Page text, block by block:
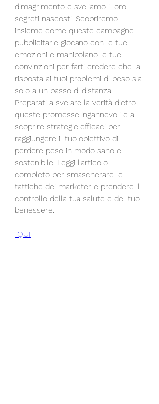
dimagrimento e sveliamo i loro
segreti nascosti. Scopriremo
insieme come queste campagne
pubblicitarie giocano con le tue
emozioni e manipolano le tue
convinzioni per farti credere che la
risposta ai tuoi problemi di peso sia
solo a un passo di distanza.
Preparati a svelare la verità dietro
queste promesse ingannevoli e a
scoprire strategie efficaci per
raggiungere il tuo obiettivo di
perdere peso in modo sano e
sostenibile. Leggi l'articolo
completo per smascherare le
tattiche dei marketer e prendere il
controllo della tua salute e del tuo
benessere.
QUI